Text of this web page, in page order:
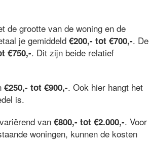
de grootte van de woning en de
je gemiddeld €200,- tot €700,-. De
€750,-. Dit zijn beide relatief
€250,- tot €900,-. Ook hier hangt het
is.
van €800,- tot €2.000,-. Voor
woningen, kunnen de kosten